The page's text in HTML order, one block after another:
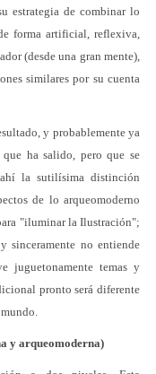
estrategia de combinar lo
forma artificial, reflexiva,
(desde una gran mente),
similares por su cuenta
y probablemente ya
ha salido, pero que se
la sutilísima distinción
de lo arqueomoderno
"iluminar la Ilustración";
sinceramente no entiende
juguetonamente temas y
pronto será diferente
y arqueomoderna)